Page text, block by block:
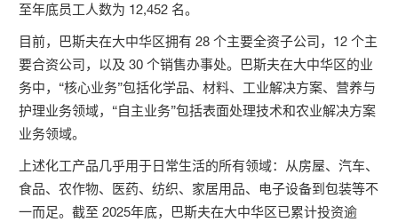
至年底员工人数为 12,452 名。
目前，巴斯夫在大中华区拥有 28 个主要全资子公司，12 个主
要合资公司，以及 30 个销售办事处。巴斯夫在大中华区的业
务中，“核心业务”包括化学品、材料、工业解决方案、营养与
护理业务领域，“自主业务”包括表面处理技术和农业解决方案
业务领域。
上述化工产品几乎用于日常生活的所有领域：从房屋、汽车、
食品、农作物、医药、纺织、家居用品、电子设备到包装等不
一而足。截至 2025年底，巴斯夫在大中华区已累计投资逾